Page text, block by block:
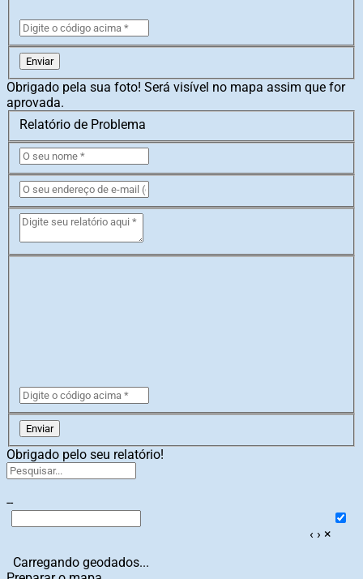
Enviar
Obrigado pela sua foto! Será visível no mapa assim que for
aprovada.
Relatório de Problema
Enviar
Obrigado pelo seu relatório!
--
‹ › ×
Carregando geodados...